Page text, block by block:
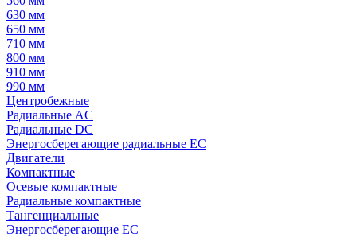
630 мм
650 мм
710 мм
800 мм
910 мм
990 мм
Центробежные
Радиальные AC
Радиальные DC
Энергосберегающие радиальные EC
Двигатели
Компактные
Осевые компактные
Радиальные компактные
Тангенциальные
Энергосберегающие EC